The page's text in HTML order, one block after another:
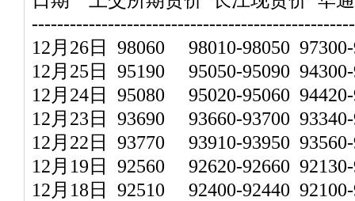
12月26日 98060 98010-98050 97300-
12月25日 95190 95050-95090 94300-
12月24日 95080 95020-95060 94420-
12月23日 93690 93660-93700 93340-
12月22日 93770 93910-93950 93560-
12月19日 92560 92620-92660 92130-
12月18日 92510 92400-92440 92100-